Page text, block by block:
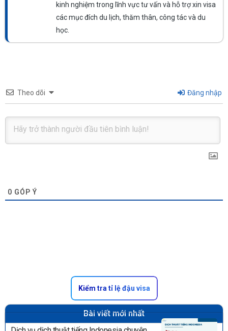
kinh nghiệm trong lĩnh vực tư vấn và hỗ trợ xin visa
các mục đích du lịch, thăm thân, công tác và du
học.
Theo dõi Đăng nhập
0 GÓP Ý
Kiểm tra tỉ lệ đậu visa
Bài viết mới nhất